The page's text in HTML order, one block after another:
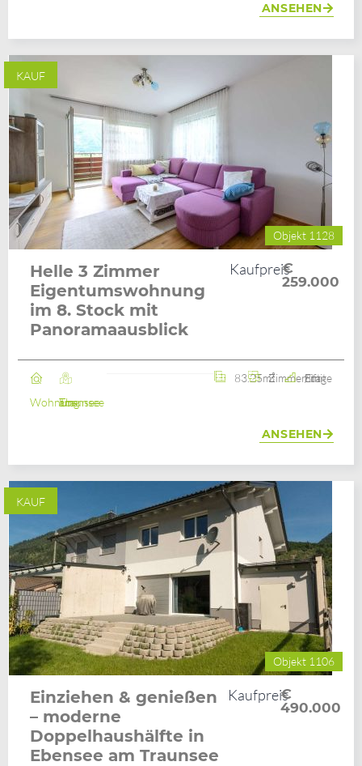
ANSEHEN
KAUF
Objekt 1128
Helle 3 Zimmer
Eigentumswohnung
im 8. Stock mit
Panoramaausblick
Kaufpreis
€
259.000
WohnungEbensee am Traunsee
83.25m²3 Zimmer8. Etage / mit Lift
ANSEHEN
KAUF
Objekt 1106
Einziehen & genießen
– moderne
Doppelhaushälfte in
Ebensee am Traunsee
Kaufpreis
€
490.000